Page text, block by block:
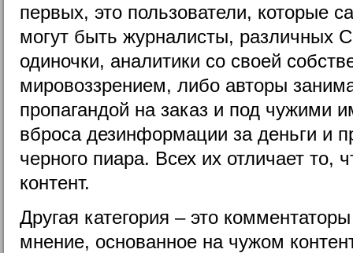
первых, это пользователи, которые
могут быть журналисты, различных
одиночки, аналитики со своей
мировоззрением, либо авторы
пропагандой на заказ и под чужими
вброса дезинформации за деньги и
черного пиара. Всех их отличает то,
контент.
Другая категория – это
мнение, основанное на чужом